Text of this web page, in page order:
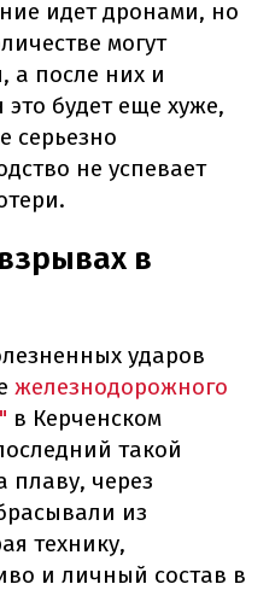
идет дронами, но
могут
а после них и
будет еще хуже,
серьезно
не успевает
в
ударов
железнодорожного
в Керченском
такой
плаву, через
из
технику,
и личный состав в